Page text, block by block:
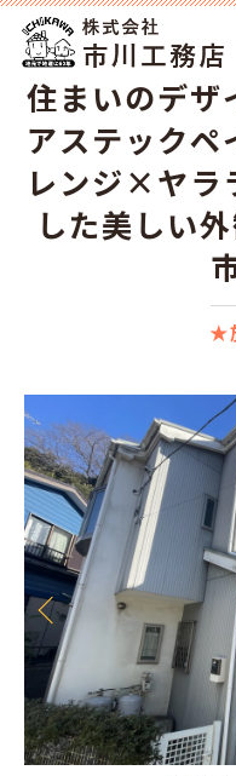
★
住まいのデザ
アステックペ
レンジ×ヤラ
した美しい